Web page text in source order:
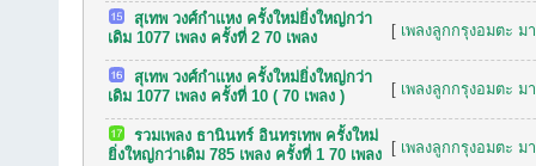
สุเทพ วงศ์กำแหง ครั้งใหม่ยิ่งใหญ่กว่า
เดิม 1077 เพลง ครั้งที่ 2 70 เพลง
[ เพลงลูกกรุงอมตะ ม
สุเทพ วงศ์กำแหง ครั้งใหม่ยิ่งใหญ่กว่า
เดิม 1077 เพลง ครั้งที่ 10 ( 70 เพลง )
[ เพลงลูกกรุงอมตะ ม
รวมเพลง ธานินทร์ อินทรเทพ ครั้งใหม่
ยิ่งใหญ่กว่าเดิม 785 เพลง ครั้งที่ 1 70 เพลง
[ เพลงลูกกรุงอมตะ ม